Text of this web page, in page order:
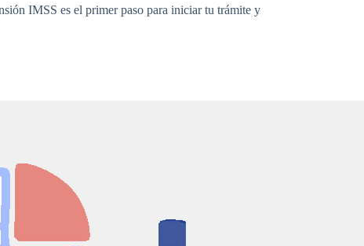
IMSS es el primer paso para iniciar tu trámite y